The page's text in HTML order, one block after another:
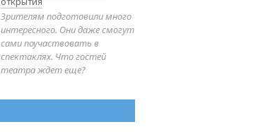
Зрителям подготовили много
интересного. Они даже смогут
сами поучаствовать в
спектаклях. Что гостей
театра ждет еще?